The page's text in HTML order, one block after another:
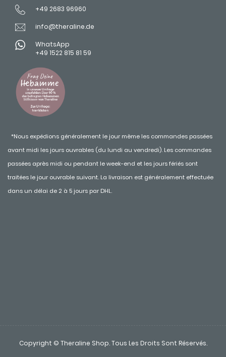
+49 2683 96960
info@theraline.de
WhatsApp
+49 1522 815 81 59
*Nous expédions généralement le jour même les commandes passées
avant midi les jours ouvrables (du lundi au vendredi). Les commandes
passées après midi ou pendant le week-end et les jours fériés sont
traitées le jour ouvrable suivant. La livraison est généralement effectuée
dans un délai de 2 à 5 jours par DHL.
Copyright © Theraline Shop. Tous Les Droits Sont Réservés.